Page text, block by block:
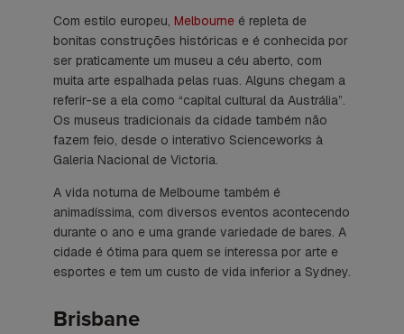
Com estilo europeu, Melbourne é repleta de
bonitas construções históricas e é conhecida por
ser praticamente um museu a céu aberto, com
muita arte espalhada pelas ruas. Alguns chegam a
referir-se a ela como “capital cultural da Austrália”.
Os museus tradicionais da cidade também não
fazem feio, desde o interativo Scienceworks à
Galeria Nacional de Victoria.
A vida noturna de Melbourne também é
animadíssima, com diversos eventos acontecendo
durante o ano e uma grande variedade de bares. A
cidade é ótima para quem se interessa por arte e
esportes e tem um custo de vida inferior a Sydney.
Brisbane